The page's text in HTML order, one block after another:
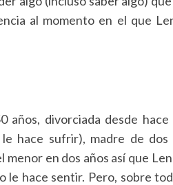
al momento en el que
años, divorciada desde
hace sufrir), madre de
menor en dos años así que
le hace sentir. Pero, sobre